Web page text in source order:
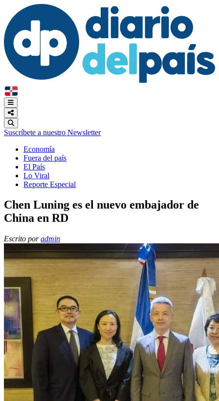
Suscríbete a nuestro Newsletter
Economía
Fuera del país
El País
Lo Viral
Reporte Especial
Chen Luning es el nuevo embajador de
China en RD
Escrito poradmin